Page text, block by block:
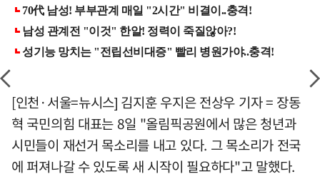
[인천·서울=뉴시스] 김지훈 우지은 전상우 기자 = 장동
혁 국민의힘 대표는 8일 "올림픽공원에서 많은 청년과
시민들이 재선거 목소리를 내고 있다. 그 목소리가 전국
에 퍼져나갈 수 있도록 새 시작이 필요하다"고 말했다.